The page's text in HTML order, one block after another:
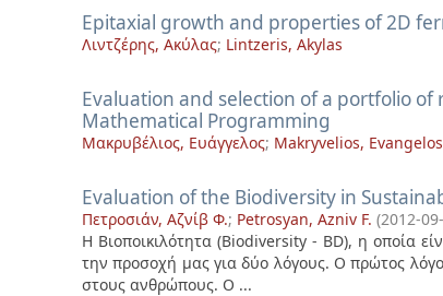
Epitaxial growth and properties of 2D
Λιντζέρης, Ακύλας; Lintzeris, Akylas
Evaluation and selection of a portfolio
Mathematical Programming
Μακρυβέλιος, Ευάγγελος; Makryvelios, Evangelos
Evaluation of the Biodiversity in
Πετροσιάν, Αζνίβ Φ.; Petrosyan, Azniv F. (2012-
Η Βιοποικιλότητα (Biodiversity - BD), η οποία
την προσοχή μας για δύο λόγους. Ο πρώτος
στους ανθρώπους. Ο ...